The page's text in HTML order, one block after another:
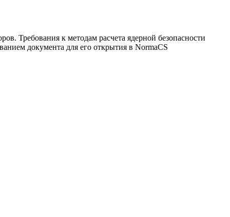
Требования к методам расчета ядерной безопасности
документа для его открытия в NormaCS